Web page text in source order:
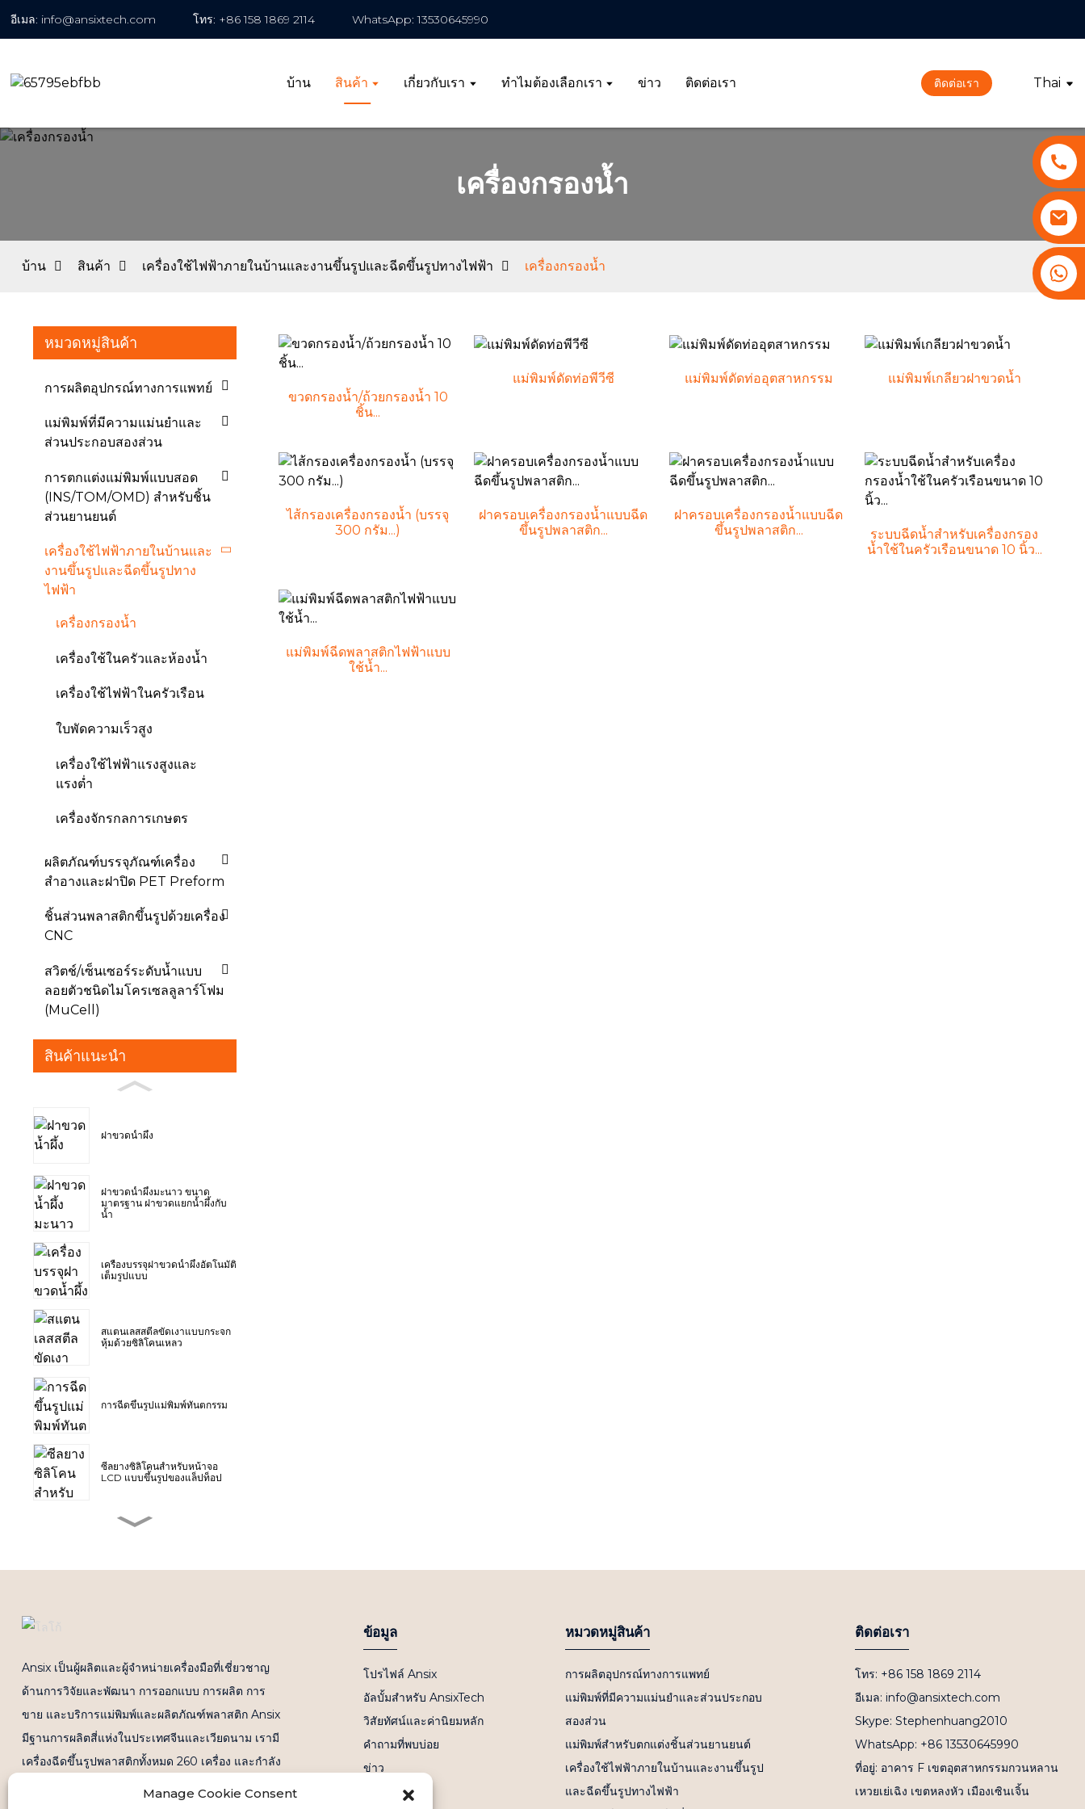
อีเมล: info@ansixtech.com โทร: +86 158 1869 2114 WhatsApp: 13530645990
บ้าน สินค้า เกี่ยวกับเรา ทำไมต้องเลือกเรา ข่าว ติดต่อเรา ติดต่อเรา Thai
เครื่องกรองน้ำ
บ้าน สินค้า เครื่องใช้ไฟฟ้าภายในบ้านและงานขึ้นรูปและฉีดขึ้นรูปทางไฟฟ้า เครื่องกรองน้ำ
หมวดหมู่สินค้า
การผลิตอุปกรณ์ทางการแพทย์
แม่พิมพ์ที่มีความแม่นยำและ
ส่วนประกอบสองส่วน
การตกแต่งแม่พิมพ์แบบสอด
(INS/TOM/OMD) สำหรับชิ้น
ส่วนยานยนต์
เครื่องใช้ไฟฟ้าภายในบ้านและ
งานขึ้นรูปและฉีดขึ้นรูปทาง
ไฟฟ้า
เครื่องกรองน้ำ
เครื่องใช้ในครัวและห้องน้ำ
เครื่องใช้ไฟฟ้าในครัวเรือน
ใบพัดความเร็วสูง
เครื่องใช้ไฟฟ้าแรงสูงและ
แรงต่ำ
เครื่องจักรกลการเกษตร
ผลิตภัณฑ์บรรจุภัณฑ์เครื่อง
สำอางและฝาปิด PET Preform
ชิ้นส่วนพลาสติกขึ้นรูปด้วยเครื่อง
CNC
สวิตช์/เซ็นเซอร์ระดับน้ำแบบ
ลอยตัวชนิดไมโครเซลลูลาร์โฟม
(MuCell)
สินค้าแนะนำ
ฝาขวดน้ำผึ้ง
ฝาขวดน้ำผึ้งมะนาว ขนาด
มาตรฐาน ฝาขวดแยกน้ำผึ้งกับ
น้ำ
เครื่องบรรจุฝาขวดน้ำผึ้งอัตโนมัติ
เต็มรูปแบบ
สแตนเลสสตีลขัดเงาแบบกระจก
หุ้มด้วยซิลิโคนเหลว
การฉีดขึ้นรูปแม่พิมพ์ทันตกรรม
ซีลยางซิลิโคนสำหรับหน้าจอ
LCD แบบขึ้นรูปของแล็ปท็อป
การปรับปรุงพื้นผิวสำหรับแม่พิมพ์
ฝาครอบด้านหน้าของแล็ปท็อปที่
ผลิตในปริมาณมาก
แผงกันกระแทกด้านล่างประตู
หลังผลิตจากวัสดุขึ้นรูปไมโคร
ขวดกรองน้ำ/ถ้วยกรองน้ำ 10
ชิ้น...
แม่พิมพ์ดัดท่อพีวีซี แม่พิมพ์ดัดท่ออุตสาหกรรม แม่พิมพ์เกลียวฝาขวดน้ำ
ไส้กรองเครื่องกรองน้ำ (บรรจุ
300 กรัม...)
ฝาครอบเครื่องกรองน้ำแบบฉีด
ขึ้นรูปพลาสติก...
ฝาครอบเครื่องกรองน้ำแบบฉีด
ขึ้นรูปพลาสติก...
ระบบฉีดน้ำสำหรับเครื่องกรอง
น้ำใช้ในครัวเรือนขนาด 10 นิ้ว...
แม่พิมพ์ฉีดพลาสติกไฟฟ้าแบบ
ใช้น้ำ...
Ansix เป็นผู้ผลิตและผู้จำหน่ายเครื่องมือที่เชี่ยวชาญ
ด้านการวิจัยและพัฒนา การออกแบบ การผลิต การ
ขาย และบริการแม่พิมพ์และผลิตภัณฑ์พลาสติก Ansix
มีฐานการผลิตสี่แห่งในประเทศจีนและเวียดนาม เรามี
เครื่องฉีดขึ้นรูปพลาสติกทั้งหมด 260 เครื่อง และกำลัง
ข้อมูล
โปรไฟล์ Ansix
อัลบั้มสำหรับ AnsixTech
วิสัยทัศน์และค่านิยมหลัก
คำถามที่พบบ่อย
ข่าว
ติดต่อเรา
หมวดหมู่สินค้า
การผลิตอุปกรณ์ทางการแพทย์
แม่พิมพ์ที่มีความแม่นยำและส่วนประกอบ
สองส่วน
แม่พิมพ์สำหรับตกแต่งชิ้นส่วนยานยนต์
เครื่องใช้ไฟฟ้าภายในบ้านและงานขึ้นรูป
และฉีดขึ้นรูปทางไฟฟ้า
ติดต่อเรา
โทร: +86 158 1869 2114
อีเมล: info@ansixtech.com
Skype: Stephenhuang2010
WhatsApp: +86 13530645990
ที่อยู่: อาคาร F เขตอุตสาหกรรมกวนหลาน
เหวยเย่เฉิง เขตหลงหัว เมืองเซินเจิ้น
Manage Cookie Consent